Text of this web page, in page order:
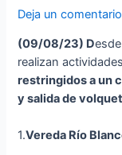
Deja un comentario
(09/08/23) D
realizan
restringidos a un
y salida de
1.Vereda Río